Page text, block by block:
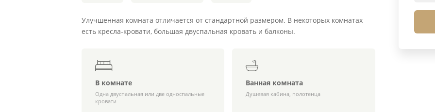
Улучшенная комната отличается от стандартной размером. В некоторых комнатах
есть кресла-кровати, большая двуспальная кровать и балконы.
В комнате
Одна двуспальная или две односпальные
кровати
Ванная комната
Душевая кабина, полотенца